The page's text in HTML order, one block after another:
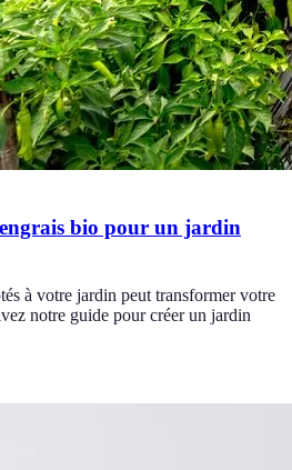
bio pour un jardin
à votre jardin peut transformer votre
notre guide pour créer un jardin